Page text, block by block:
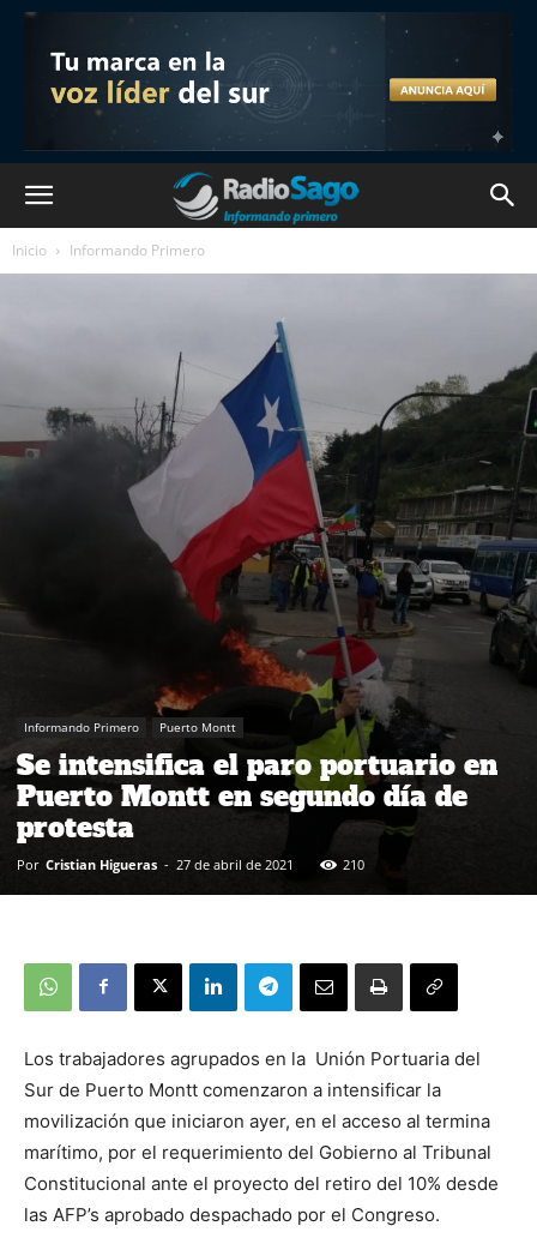
Inicio Informando Primero
Informando Primero Puerto Montt
Se intensifica el paro portuario en
Puerto Montt en segundo día de
protesta
Por Cristian Higueras - 27 de abril de 2021 210
Los trabajadores agrupados en la Unión Portuaria del
Sur de Puerto Montt comenzaron a intensificar la
movilización que iniciaron ayer, en el acceso al termina
marítimo, por el requerimiento del Gobierno al Tribunal
Constitucional ante el proyecto del retiro del 10% desde
las AFP’s aprobado despachado por el Congreso.